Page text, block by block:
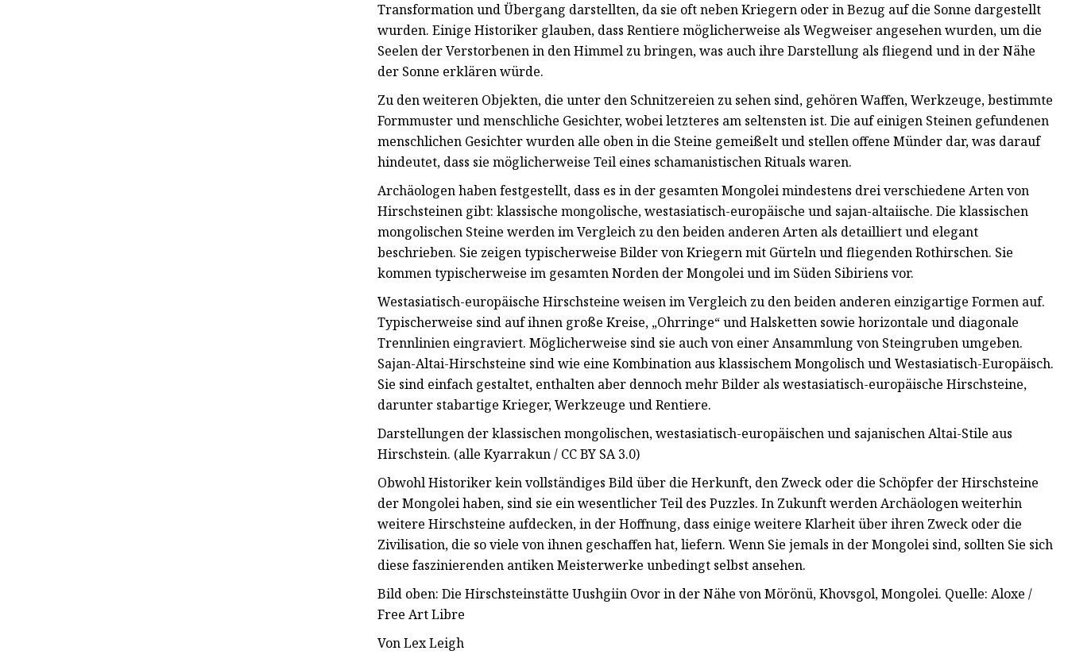
Transformation und Übergang darstellten, da sie oft neben Kriegern oder in Bezug auf die Sonne dargestellt
wurden. Einige Historiker glauben, dass Rentiere möglicherweise als Wegweiser angesehen wurden, um die
Seelen der Verstorbenen in den Himmel zu bringen, was auch ihre Darstellung als fliegend und in der Nähe
der Sonne erklären würde.
Zu den weiteren Objekten, die unter den Schnitzereien zu sehen sind, gehören Waffen, Werkzeuge, bestimmte
Formmuster und menschliche Gesichter, wobei letzteres am seltensten ist. Die auf einigen Steinen gefundenen
menschlichen Gesichter wurden alle oben in die Steine ​​gemeißelt und stellen offene Münder dar, was darauf
hindeutet, dass sie möglicherweise Teil eines schamanistischen Rituals waren.
Archäologen haben festgestellt, dass es in der gesamten Mongolei mindestens drei verschiedene Arten von
Hirschsteinen gibt: klassische mongolische, westasiatisch-europäische und sajan-altaiische. Die klassischen
mongolischen Steine ​​werden im Vergleich zu den beiden anderen Arten als detailliert und elegant
beschrieben. Sie zeigen typischerweise Bilder von Kriegern mit Gürteln und fliegenden Rothirschen. Sie
kommen typischerweise im gesamten Norden der Mongolei und im Süden Sibiriens vor.
Westasiatisch-europäische Hirschsteine ​​weisen im Vergleich zu den beiden anderen einzigartige Formen auf.
Typischerweise sind auf ihnen große Kreise, „Ohrringe“ und Halsketten sowie horizontale und diagonale
Trennlinien eingraviert. Möglicherweise sind sie auch von einer Ansammlung von Steingruben umgeben.
Sajan-Altai-Hirschsteine ​​sind wie eine Kombination aus klassischem Mongolisch und Westasiatisch-Europäisch.
Sie sind einfach gestaltet, enthalten aber dennoch mehr Bilder als westasiatisch-europäische Hirschsteine,
darunter stabartige Krieger, Werkzeuge und Rentiere.
Darstellungen der klassischen mongolischen, westasiatisch-europäischen und sajanischen Altai-Stile aus
Hirschstein. (alle Kyarrakun / CC BY SA 3.0)
Obwohl Historiker kein vollständiges Bild über die Herkunft, den Zweck oder die Schöpfer der Hirschsteine ​​
der Mongolei haben, sind sie ein wesentlicher Teil des Puzzles. In Zukunft werden Archäologen weiterhin
weitere Hirschsteine ​​aufdecken, in der Hoffnung, dass einige weitere Klarheit über ihren Zweck oder die
Zivilisation, die so viele von ihnen geschaffen hat, liefern. Wenn Sie jemals in der Mongolei sind, sollten Sie sich
diese faszinierenden antiken Meisterwerke unbedingt selbst ansehen.
Bild oben: Die Hirschsteinstätte Uushgiin Ovor in der Nähe von Mörönü, Khovsgol, Mongolei. Quelle: Aloxe /
Free Art Libre
Von Lex Leigh